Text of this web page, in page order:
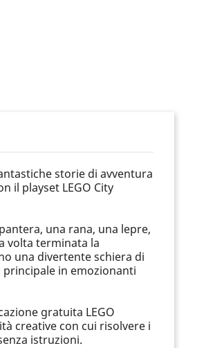
storie di avventura
il playset LEGO City
una rana, una lepre,
volta terminata la
una divertente schiera di
in emozionanti
gratuita LEGO
creative con cui risolvere i
istruzioni.